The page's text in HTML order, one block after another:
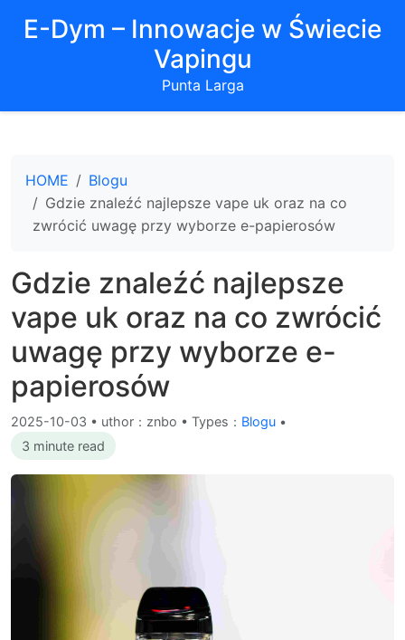
E-Dym – Innowacje w Świecie
Vapingu
Punta Larga
HOME
Blogu
Gdzie znaleźć najlepsze vape uk oraz na co
zwrócić uwagę przy wyborze e-papierosów
Gdzie znaleźć najlepsze
vape uk oraz na co zwrócić
uwagę przy wyborze e-
papierosów
2025-10-03 • uthor：znbo • Types： Blogu •
3 minute read